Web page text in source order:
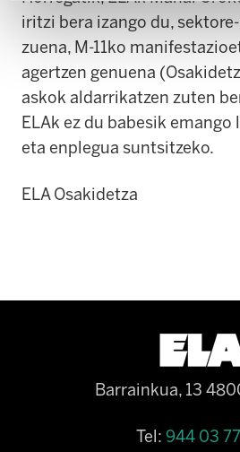
iritzi bera izango du,
zuena, M-11ko
agertzen genuena
askok aldarrikatzen zuten
ELAk ez du babesik
eta enplegua suntsitzeko.
ELA Osakidetza
Barrainkua, 13
Tel: 944 03